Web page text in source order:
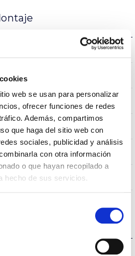
web se usan para personalizar
ofrecer funciones de redes
Además, compartimos
que haga del sitio web con
sociales, publicidad y análisis
con otra información
o que hayan recopilado a
hecho de sus servicios.
207638,537933,472500
595x595x9mm
Empotrado Techo
NO
Directa
3000K